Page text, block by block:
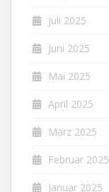
Juli 2025
Juni 2025
Mai 2025
April 2025
März 2025
Februar 2025
Januar 2025